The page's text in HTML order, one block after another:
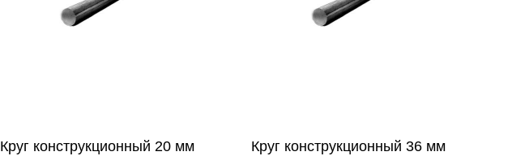
Круг конструкционный 20 мм
Круг конструкционный 36 мм